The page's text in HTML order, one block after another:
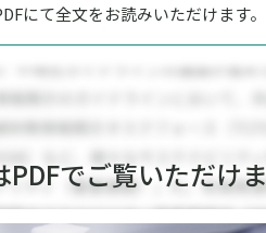
にて全文をお読みいただけます。
PDFでご覧いただけ